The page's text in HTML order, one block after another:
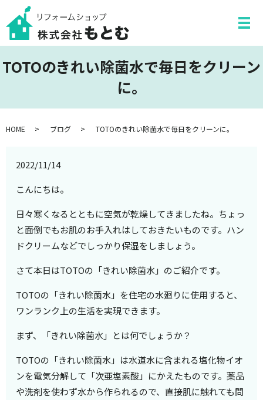
TOTOのきれい除菌水で毎日をクリーン
に。
HOME ブログ TOTOのきれい除菌水で毎日をクリーンに。
2022/11/14
こんにちは。
日々寒くなるとともに空気が乾燥してきましたね。ちょっ
と面倒でもお肌のお手入れはしておきたいものです。ハン
ドクリームなどでしっかり保湿をしましょう。
さて本日はTOTOの「きれい除菌水」のご紹介です。
TOTOの「きれい除菌水」を住宅の水廻りに使用すると、
ワンランク上の生活を実現できます。
まず、「きれい除菌水」とは何でしょうか？
TOTOの「きれい除菌水」は水道水に含まれる塩化物イオ
ンを電気分解して「次亜塩素酸」にかえたものです。薬品
や洗剤を使わず水から作られるので、直接肌に触れても問